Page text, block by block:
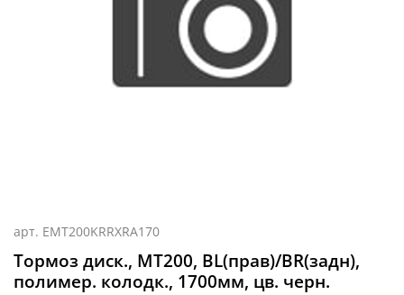
арт. EMT200KRRXRA170
Тормоз диск., MT200, BL(прав)/BR(задн),
полимер. колодк., 1700мм, цв. черн.